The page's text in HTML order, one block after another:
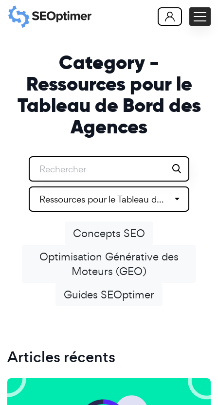
Category -
Ressources pour le
Tableau de Bord des
Agences
Ressources pour le Tableau de Bord des Agences
Concepts SEO
Optimisation Générative des
Moteurs (GEO)
Guides SEOptimer
Articles récents